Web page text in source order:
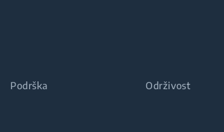
Podrška Održivost